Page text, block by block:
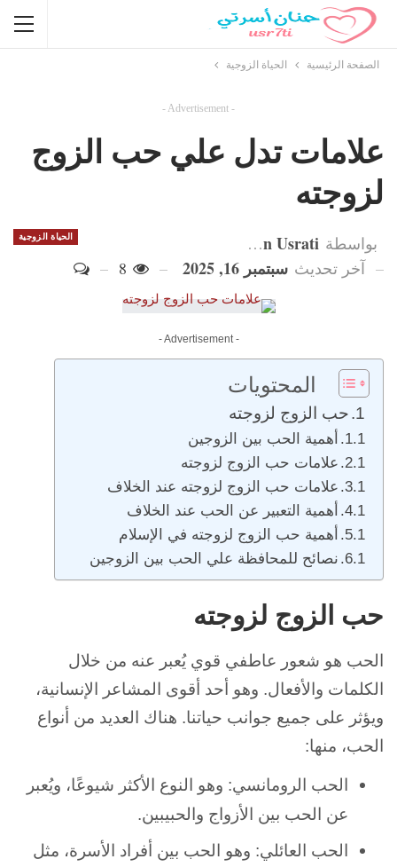
الصفحة الرئيسية الحياة الزوجية
- Advertisement -
علامات تدل علي حب الزوج
لزوجته
الحياة الزوجية بواسطة Hanan Usrati
آخر تحديث سبتمبر 16, 2025
- Advertisement -
المحتويات
حب الزوج لزوجته
أهمية الحب بين الزوجين
علامات حب الزوج لزوجته
علامات حب الزوج لزوجته عند الخلاف
أهمية التعبير عن الحب عند الخلاف
أهمية حب الزوج لزوجته في الإسلام
نصائح للمحافظة علي الحب بين الزوجين
حب الزوج لزوجته
الحب هو شعور عاطفي قوي يُعبر عنه من خلال
الكلمات والأفعال. وهو أحد أقوى المشاعر الإنسانية،
ويؤثر على جميع جوانب حياتنا. هناك العديد من أنواع
الحب، منها:
الحب الرومانسي: وهو النوع الأكثر شيوعًا، ويُعبر
عن الحب بين الأزواج والحبيبين.
الحب العائلي: وهو الحب بين أفراد الأسرة، مثل